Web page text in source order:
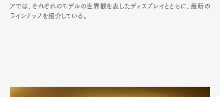
アでは、それぞれのモデルの世界観を表したディスプレイとともに、最新の
ラインナップを紹介している。